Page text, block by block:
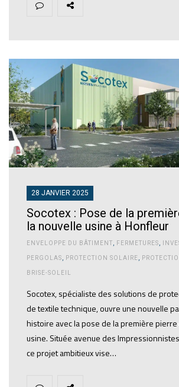
28 JANVIER 2025
Socotex : Pose de la
la nouvelle usine à Honfleur
ENVELOPPE DU BÂTIMENT FERMETURES
PERGOLAS PROTECTION SOLAIRE
BRISE-SOLEIL
Socotex, spécialiste des solutions de
de textile technique, ouvre une nouvelle
histoire avec la pose de la première pierre
usine. Située avenue des
ce projet ambitieux vise…